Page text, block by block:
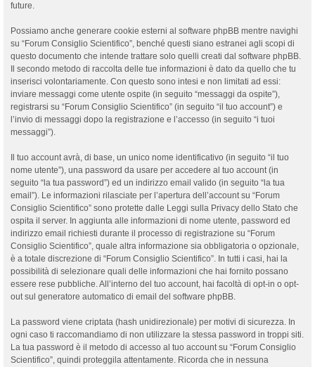
future.
Possiamo anche generare cookie esterni al software phpBB mentre navighi
su “Forum Consiglio Scientifico”, benché questi siano estranei agli scopi di
questo documento che intende trattare solo quelli creati dal software phpBB.
Il secondo metodo di raccolta delle tue informazioni è dato da quello che tu
inserisci volontariamente. Con questo sono intesi e non limitati ad essi:
inviare messaggi come utente ospite (in seguito “messaggi da ospite”),
registrarsi su “Forum Consiglio Scientifico” (in seguito “il tuo account”) e
l’invio di messaggi dopo la registrazione e l’accesso (in seguito “i tuoi
messaggi”).
Il tuo account avrà, di base, un unico nome identificativo (in seguito “il tuo
nome utente”), una password da usare per accedere al tuo account (in
seguito “la tua password”) ed un indirizzo email valido (in seguito “la tua
email”). Le informazioni rilasciate per l’apertura dell’account su “Forum
Consiglio Scientifico” sono protette dalle Leggi sulla Privacy dello Stato che
ospita il server. In aggiunta alle informazioni di nome utente, password ed
indirizzo email richiesti durante il processo di registrazione su “Forum
Consiglio Scientifico”, quale altra informazione sia obbligatoria o opzionale,
è a totale discrezione di “Forum Consiglio Scientifico”. In tutti i casi, hai la
possibilità di selezionare quali delle informazioni che hai fornito possano
essere rese pubbliche. All’interno del tuo account, hai facoltà di opt-in o opt-
out sul generatore automatico di email del software phpBB.
La password viene criptata (hash unidirezionale) per motivi di sicurezza. In
ogni caso ti raccomandiamo di non utilizzare la stessa password in troppi siti.
La tua password è il metodo di accesso al tuo account su “Forum Consiglio
Scientifico”, quindi proteggila attentamente. Ricorda che in nessuna